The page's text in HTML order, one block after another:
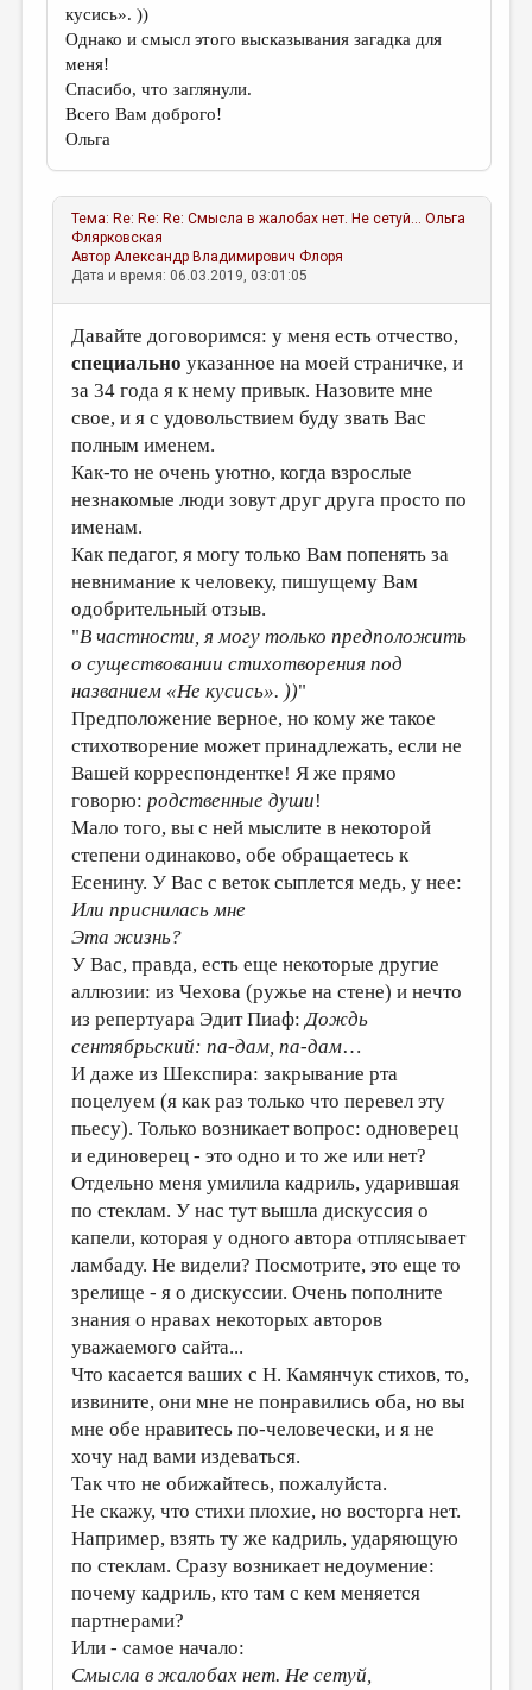
кусись». ))
Однако и смысл этого высказывания загадка для
меня!
Спасибо, что заглянули.
Всего Вам доброго!
Ольга
Тема: Re: Re: Re: Смысла в жалобах нет. Не сетуй... Ольга
Флярковская
АвторАлександр Владимирович Флоря
Дата и время: 06.03.2019, 03:01:05
Давайте договоримся: у меня есть отчество,
специально указанное на моей страничке, и
за 34 года я к нему привык. Назовите мне
свое, и я с удовольствием буду звать Вас
полным именем.
Как-то не очень уютно, когда взрослые
незнакомые люди зовут друг друга просто по
именам.
Как педагог, я могу только Вам попенять за
невнимание к человеку, пишущему Вам
одобрительный отзыв.
"В частности, я могу только предположить
о существовании стихотворения под
названием «Не кусись». ))"
Предположение верное, но кому же такое
стихотворение может принадлежать, если не
Вашей корреспондентке! Я же прямо
говорю:родственные души!
Мало того, вы с ней мыслите в некоторой
степени одинаково, обе обращаетесь к
Есенину. У Вас с веток сыплется медь, у нее:
Или приснилась мне
Эта жизнь?
У Вас, правда, есть еще некоторые другие
аллюзии: из Чехова (ружье на стене) и нечто
из репертуара Эдит Пиаф:Дождь
сентябрьский: па-дам, па-дам…
И даже из Шекспира: закрывание рта
поцелуем (я как раз только что перевел эту
пьесу). Только возникает вопрос: одноверец
и единоверец - это одно и то же или нет?
Отдельно меня умилила кадриль, ударившая
по стеклам. У нас тут вышла дискуссия о
капели, которая у одного автора отплясывает
ламбаду. Не видели? Посмотрите, это еще то
зрелище - я о дискуссии. Очень пополните
знания о нравах некоторых авторов
уважаемого сайта...
Что касается ваших с Н. Камянчук стихов, то,
извините, они мне не понравились оба, но вы
мне обе нравитесь по-человечески, и я не
хочу над вами издеваться.
Так что не обижайтесь, пожалуйста.
Не скажу, что стихи плохие, но восторга нет.
Например, взять ту же кадриль, ударяющую
по стеклам. Сразу возникает недоумение:
почему кадриль, кто там с кем меняется
партнерами?
Или - самое начало:
Смысла в жалобах нет. Не сетуй,